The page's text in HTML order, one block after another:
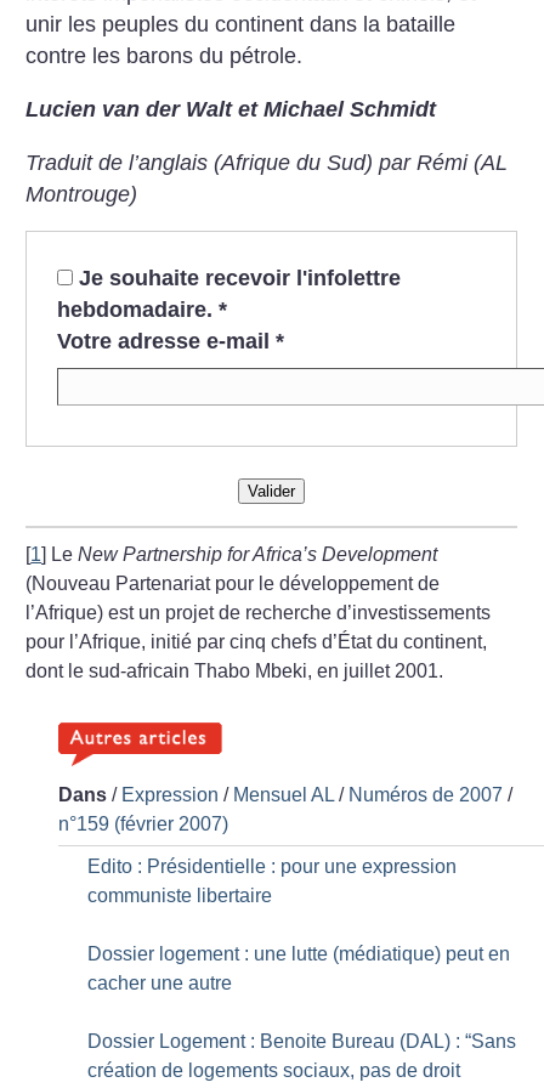
unir les peuples du continent dans la bataille
contre les barons du pétrole.
Lucien van der Walt et Michael Schmidt
Traduit de l’anglais (Afrique du Sud) par Rémi (AL
Montrouge)
Je souhaite recevoir l'infolettre
hebdomadaire. *
Votre adresse e-mail *
Valider
[1] LeNew Partnership for Africa’s Development
(Nouveau Partenariat pour le développement de
l’Afrique) est un projet de recherche d’investissements
pour l’Afrique, initié par cinq chefs d’État du continent,
dont le sud-africain Thabo Mbeki, en juillet 2001.
Dans / Expression / Mensuel AL / Numéros de 2007 /
n°159 (février 2007)
Edito : Présidentielle : pour une expression
communiste libertaire
Dossier logement : une lutte (médiatique) peut en
cacher une autre
Dossier Logement : Benoite Bureau (DAL) : “Sans
création de logements sociaux, pas de droit